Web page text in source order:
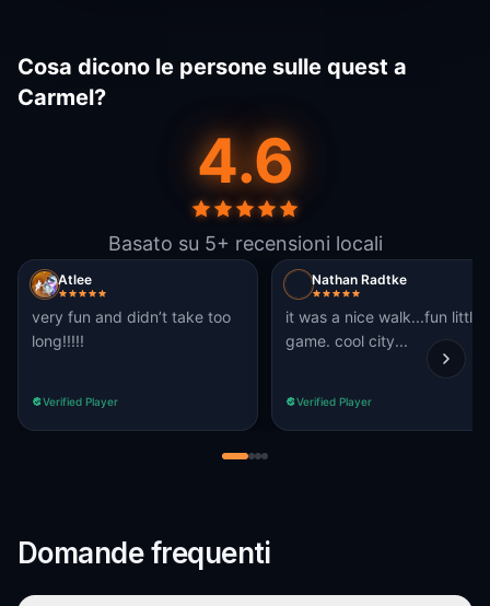
Cosa dicono le persone sulle quest a
Carmel?
4.6
Basato su 5+ recensioni locali
Atlee
very fun and didn’t take too
long!!!!!
Verified Player
Nathan Radtke
it was a nice walk...fun little
game. cool city...
Verified Player
Domande frequenti